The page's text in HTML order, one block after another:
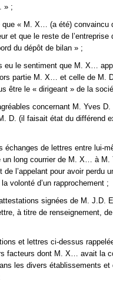
» ;
« M. X… (a été) convaincu
et que le reste de l’entreprise
du dépôt de bilan » ;
eu le sentiment que M. X…
partie M. X… et celle de M.
être le « dirigeant » de la
concernant M. Yves D.
D. (il faisait état du différend
échanges de lettres entre lui-
long courrier de M. X… à M.
l’appelant pour avoir perdu
volonté d’un rapprochement ;
signées de M. J.D.
à titre de renseignement,
et lettres ci-dessus
facteurs dont M. X… avait la
les divers établissements et